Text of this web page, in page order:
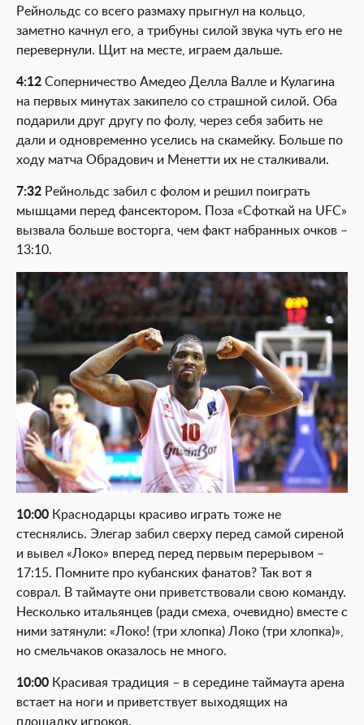
Рейнольдс со всего размаху прыгнул на кольцо,
заметно качнул его, а трибуны силой звука чуть его не
перевернули. Щит на месте, играем дальше.
4:12 Соперничество Амедео Делла Валле и Кулагина
на первых минутах закипело со страшной силой. Оба
подарили друг другу по фолу, через себя забить не
дали и одновременно уселись на скамейку. Больше по
ходу матча Обрадович и Менетти их не сталкивали.
7:32 Рейнольдс забил с фолом и решил поиграть
мышцами перед фансектором. Поза «Сфоткай на UFC»
вызвала больше восторга, чем факт набранных очков –
13:10.
10:00 Краснодарцы красиво играть тоже не
стеснялись. Элегар забил сверху перед самой сиреной
и вывел «Локо» вперед перед первым перерывом –
17:15. Помните про кубанских фанатов? Так вот я
соврал. В таймауте они приветствовали свою команду.
Несколько итальянцев (ради смеха, очевидно) вместе с
ними затянули: «Локо! (три хлопка) Локо (три хлопка)»,
но смельчаков оказалось не много.
10:00 Красивая традиция – в середине таймаута арена
встает на ноги и приветствует выходящих на
площадку игроков.